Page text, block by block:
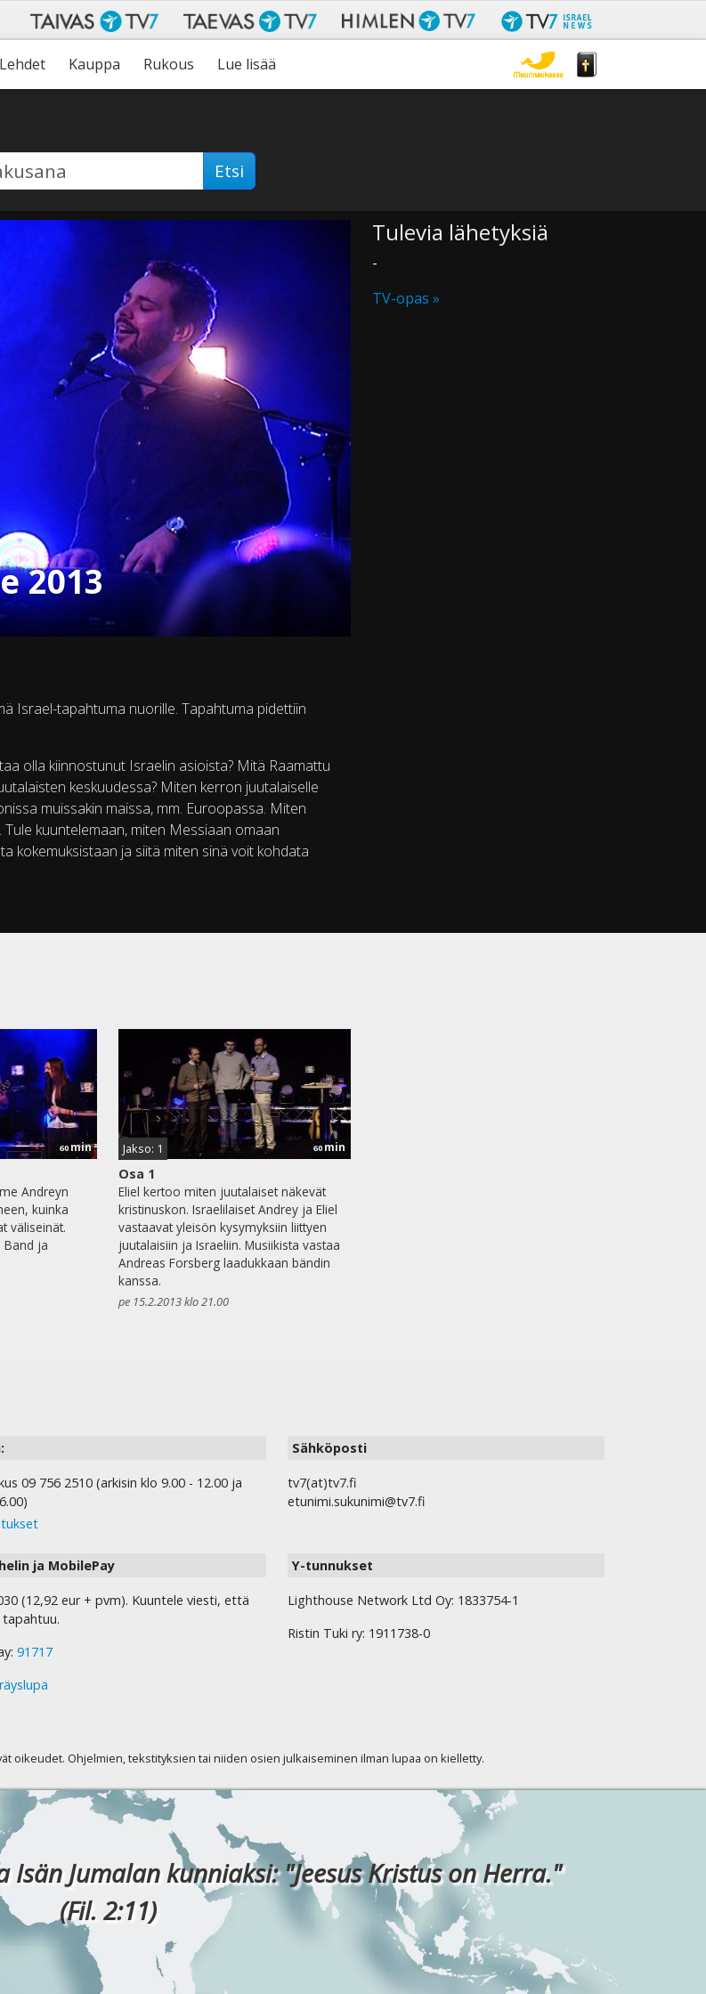
Lehdet Kauppa Rukous Lue lisää
Etsi
2013
Israel-tapahtuma nuorille. Tapahtuma pidettiin
olla kiinnostunut Israelin asioista? Mitä Raamattu
keskuudessa? Miten kerron juutalaiselle
muissakin maissa, mm. Euroopassa. Miten
kuuntelemaan, miten Messiaan omaan
kokemuksistaan ja siitä miten sinä voit kohdata
Tulevia lähetyksiä
-
TV-opas »
60 min
Andreyn
kuinka
väliseinät.
Band ja
Jakso: 1 60 min
Osa 1
Eliel kertoo miten juutalaiset näkevät
kristinuskon. Israelilaiset Andrey ja Eliel
vastaavat yleisön kysymyksiin liittyen
juutalaisiin ja Israeliin. Musiikista vastaa
Andreas Forsberg laadukkaan bändin
kanssa.
pe 15.2.2013 klo 21.00
09 756 2510 (arkisin klo 9.00 - 12.00 ja
Sähköposti
tv7(at)tv7.fi
etunimi.sukunimi@tv7.fi
ja MobilePay
(12,92 eur + pvm). Kuuntele viesti, että
91717
Y-tunnukset
Lighthouse Network Ltd Oy: 1833754-1
Ristin Tuki ry: 1911738-0
oikeudet. Ohjelmien, tekstityksien tai niiden osien julkaiseminen ilman lupaa on kielletty.
Jumalan kunniaksi: "Jeesus Kristus on Herra."
(Fil. 2:11)